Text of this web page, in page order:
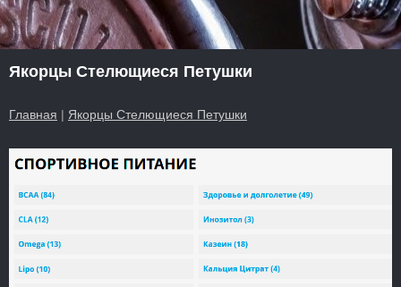
Якорцы Стелющиеся Петушки
Главная | Якорцы Стелющиеся Петушки